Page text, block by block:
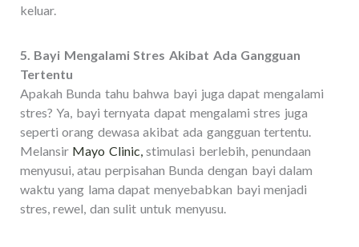
keluar.
5. Bayi Mengalami Stres Akibat Ada Gangguan
Tertentu
Apakah Bunda tahu bahwa bayi juga dapat mengalami
stres? Ya, bayi ternyata dapat mengalami stres juga
seperti orang dewasa akibat ada gangguan tertentu.
Melansir Mayo Clinic,stimulasi berlebih, penundaan
menyusui, atau perpisahan Bunda dengan bayi dalam
waktu yang lama dapat menyebabkan bayi menjadi
stres, rewel, dan sulit untuk menyusu.